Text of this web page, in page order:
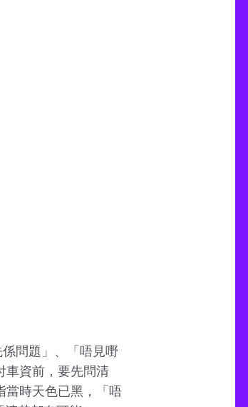
問題」、「唔見嘢
車資前，要先問清
當時天色已黑，「唔